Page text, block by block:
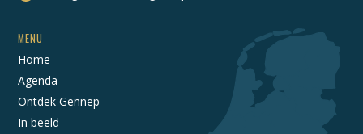
MENU
Home
Agenda
Ontdek Gennep
In beeld